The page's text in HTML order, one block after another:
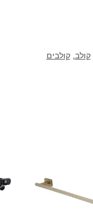
,קולב ,קולבים